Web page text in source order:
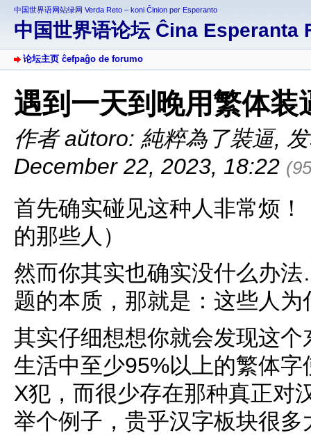
中国世界语网站绿网 Verda Reto – koni Ĉinion per Esperanto
中国世界语论坛 Ĉina Esperanta
论坛主页 ĉefpaĝo de forumo
遇到一天到晚用繁体装
作者 aŭtoro: 純粹為了裝逼,
December 22, 2023, 18:22
首先确实碰见这种人非常烦
的那些人）
然而你其实也确实没什么办
题的本质，那就是：这些人
其实仔细想想你就会发现这
生活中至少95%以上的繁体
X犯，而很少存在那种真正对
举个例子，贵乎汉字板块很